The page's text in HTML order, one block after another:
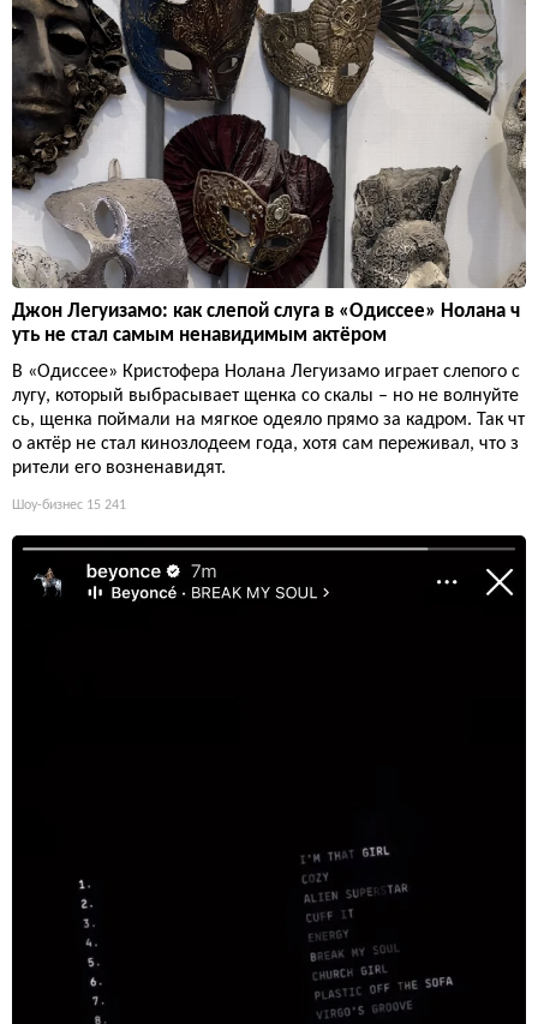
Джон Легуизамо: как слепой слуга в «Одиссее» Нолана ч
уть не стал самым ненавидимым актёром
В «Одиссее» Кристофера Нолана Легуизамо играет слепого с
лугу, который выбрасывает щенка со скалы – но не волнуйте
сь, щенка поймали на мягкое одеяло прямо за кадром. Так чт
о актёр не стал кинозлодеем года, хотя сам переживал, что з
рители его возненавидят.
Шоу-бизнес 15 241